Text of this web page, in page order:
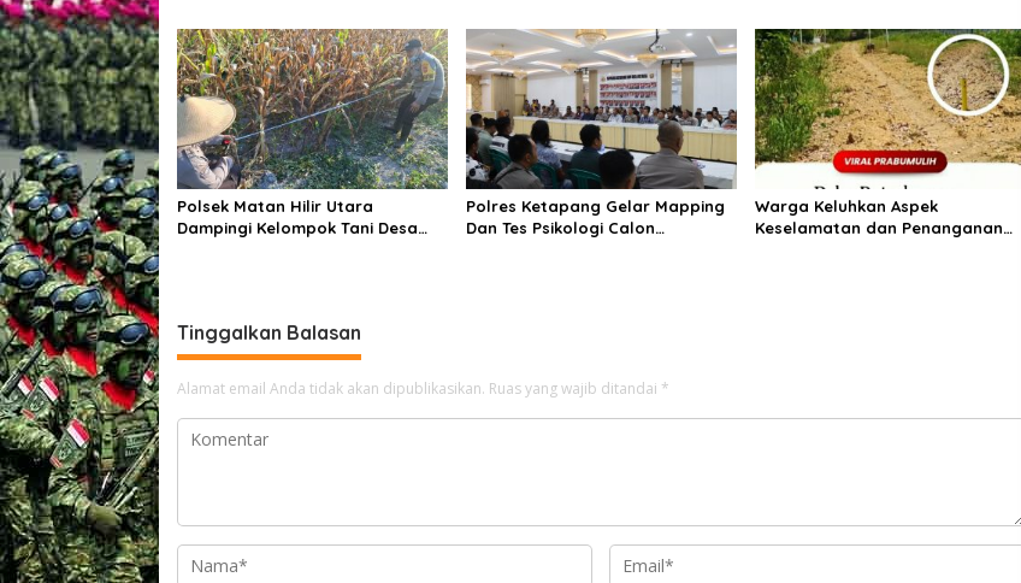
Bentuk Panitia Khusus
Polsek Matan Hilir Utara
Dampingi Kelompok Tani Desa
Polres Ketapang Gelar Mapping
Dan Tes Psikologi Calon
Warga Keluhkan Aspek
Keselamatan dan Penanganan
Tinggalkan Balasan
Alamat email Anda tidak akan dipublikasikan. Ruas yang wajib ditandai *